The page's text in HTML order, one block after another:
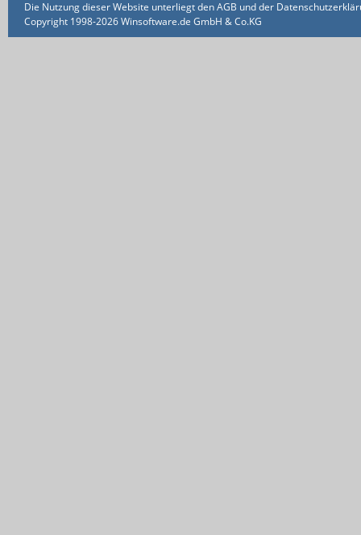
Die Nutzung dieser Website unterliegt den AGB und der
Copyright 1998-2026 Winsoftware.de GmbH & Co.KG